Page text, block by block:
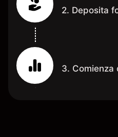
2. Deposita
3. Comienza